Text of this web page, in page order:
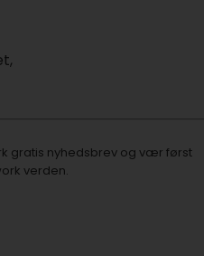
gratis nyhedsbrev og vær først
verden.